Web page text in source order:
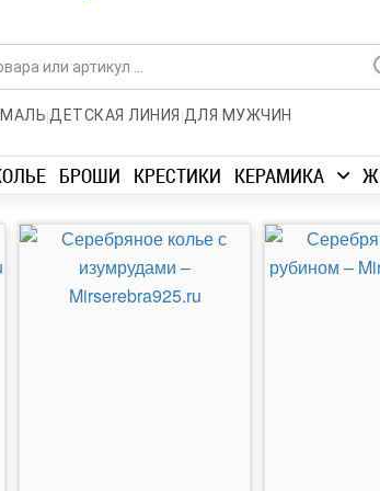
|ДЕТСКАЯ ЛИНИЯ |ДЛЯ МУЖЧИН
БРОШИ КРЕСТИКИ КЕРАМИКА